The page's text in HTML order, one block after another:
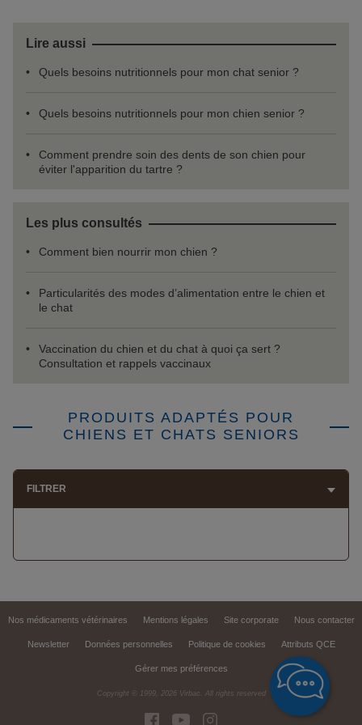
Lire aussi
Quels besoins nutritionnels pour mon chat senior ?
Quels besoins nutritionnels pour mon chien senior ?
Comment prendre soin des dents de son chien pour
éviter l'apparition du tartre ?
Les plus consultés
Comment bien nourrir mon chien ?
Particularités des modes d’alimentation entre le chien et
le chat
Vaccination du chien et du chat à quoi ça sert ?
Consultation et rappels vaccinaux
PRODUITS ADAPTÉS POUR
CHIENS ET CHATS SENIORS
FILTRER
Nos médicaments vétérinaires Mentions légales Site corporate Nous contacter
Newsletter Données personnelles Politique de cookies Attributs QCE
Gérer mes préférences
Copyright © 1999, 2026 Virbac. All rights reserved